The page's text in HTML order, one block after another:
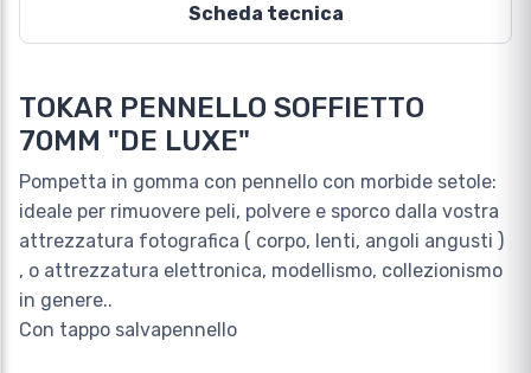
Scheda tecnica
TOKAR PENNELLO SOFFIETTO
70MM "DE LUXE"
Pompetta in gomma con pennello con morbide setole:
ideale per rimuovere peli, polvere e sporco dalla vostra
attrezzatura fotografica ( corpo, lenti, angoli angusti )
, o attrezzatura elettronica, modellismo, collezionismo
in genere..
Con tappo salvapennello